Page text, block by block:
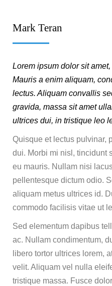
Mark Teran
Lorem ipsum dolor sit
Mauris a enim aliquam,
lectus. Aliquam convallis
gravida, massa sit amet
ultrices dui, in tristique leo
Quisque et lectus pulvinar,
dui. Morbi mi nisl, tincidunt
eu mauris. Nullam nisi
pellentesque dictum odio.
aliquam metus ultrices id.
commodo facilisis vitae ut
Sed elementum dapibus
ac. Nullam condimentum,
libero tortor ultrices lorem,
velit. Aliquam vel nulla
tristique massa. Fusce